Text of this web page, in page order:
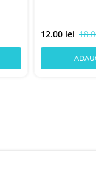
12.00 lei